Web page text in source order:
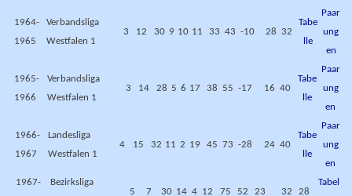
1964-
1965
Verbandsliga
Westfalen 1
3 12 30 9 10 11 33 43 -10 28 32
Tabe
lle
Paar
ung
en
1965-
1966
Verbandsliga
Westfalen 1
3 14 28 5 6 17 38 55 -17 16 40
Tabe
lle
Paar
ung
en
1966-
1967
Landesliga
Westfalen 1
4 15 32 11 2 19 45 73 -28 24 40
Tabe
lle
Paar
ung
en
1967-
Bezirksliga
5 7 30 14 4 12 75 52 23 32 28
Tabel